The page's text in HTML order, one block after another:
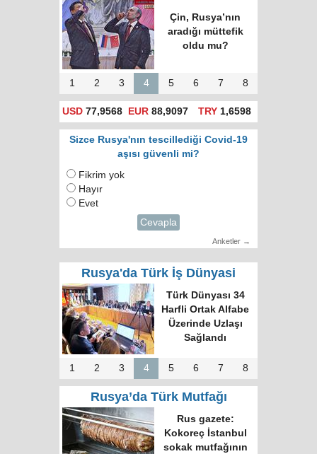
Ukrayna’nın
kaderinin bağlı
olduğu 'taarruz'
hazırlıkları
1 2 3 4 5 6 7 8
USD 77,9568 EUR 88,9097 TRY1,6598
Sizce Rusya'nın tescillediği Covid-19
aşısı güvenli mi?
Fikrim yok
Hayır
Evet
Cevapla
Anketler →
Rusya'da Türk İş Dünyasi
Türkiye-Rusya
Ticaretinde Yüzde
30 Azalma
1 2 3 4 5 6 7 8
Rusya’da Türk Mutfağı
Rus, Türk, Azeri ve
Avrupa mutfağı bir
arada: Topkapı